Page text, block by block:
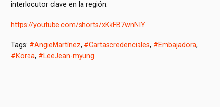
interlocutor clave en la región.
https://youtube.com/shorts/xKkFB7wnNIY
Tags: #AngieMartínez, #Cartascredenciales, #Embajadora,
#Korea, #LeeJean-myung